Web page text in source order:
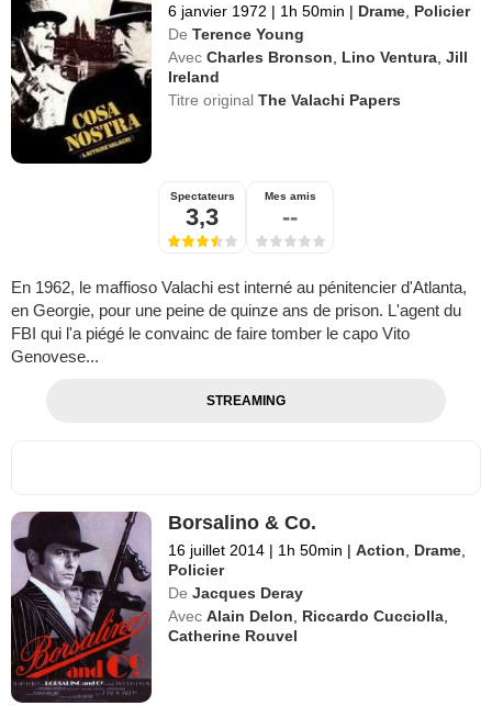
6 janvier 1972 | 1h 50min | Drame Policier
De Terence Young
Avec Charles Bronson Lino Ventura ,Jill
Ireland
Titre originalThe Valachi Papers
Spectateurs
3,3
Mes amis
--
En 1962, le maffioso Valachi est interné au pénitencier d'Atlanta,
en Georgie, pour une peine de quinze ans de prison. L'agent du
FBI qui l'a piégé le convainc de faire tomber le capo Vito
Genovese...
STREAMING
Borsalino & Co.
16 juillet 2014 | 1h 50min | Action Drame
Policier
De Jacques Deray
Avec Alain Delon Riccardo Cucciolla
Catherine Rouvel